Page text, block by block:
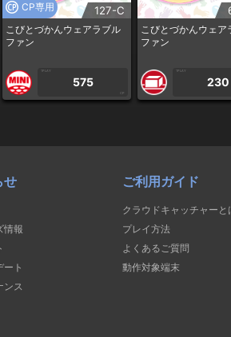
CP専用 127-C
こびとづかんウェアラブル
ファン
1PLAY
575
CP
こびとづかんウェア
ファン
1PLAY
230
せ
情報
ート
ンス
ご利用ガイド
クラウドキャッチャーと
プレイ方法
よくあるご質問
動作対象端末